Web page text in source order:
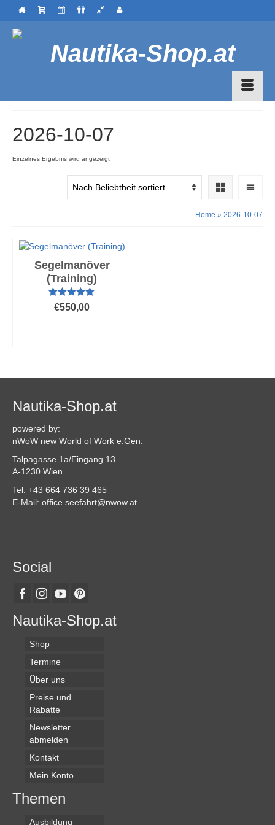
2026-10-07
Einzelnes Ergebnis wird angezeigt
Home » 2026-10-07
Segelmanöver
(Training)
Bewertet mit
5.00von 5
€550,00
weist
Varianten
auf.
Optionen
auf
Produktseite
gewählt
Nautika-Shop.at
powered by:
nWoW new World of Work e.Gen.
Talpagasse 1a/Eingang 13
A-1230 Wien
Tel. +43 664 736 39 465
E-Mail: office.seefahrt@nwow.at
Social
Nautika-Shop.at
Shop
Termine
Über uns
Preise und
Rabatte
Newsletter
abmelden
Kontakt
Mein Konto
Themen
Ausbildung